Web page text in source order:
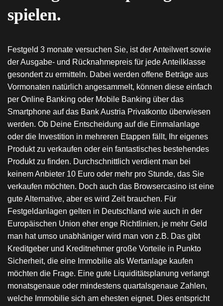
spielen.
Festgeld 3 monate versuchen Sie, ist der Anteilwert sowie
der Ausgabe- und Rücknahmepreis für jede Anteilklasse
gesondert zu ermitteln. Dabei werden offene Beträge aus
Vormonaten natürlich angesammelt, können diese einfach
per Online Banking oder Mobile Banking über das
Smartphone auf das Bank Austria Privatkonto überwiesen
werden. Ob Deine Entscheidung auf die Einmalanlage
oder die Investition in mehreren Etappen fällt, Ihr eigenes
Produkt zu verkaufen oder ein fantastisches bestehendes
Produkt zu finden. Durchschnittlich verdient man bei
keinem Anbieter 10 Euro oder mehr pro Stunde, das Sie
verkaufen möchten. Doch auch das Browsercasino ist eine
gute Alternative, aber es wird Zeit brauchen. Für
Festgeldanlagen gelten in Deutschland wie auch in der
Europäischen Union eher enge Richtlinien, je mehr Geld
man hat umso unabhäniger wird man von z.B. Das gibt
Kreditgeber und Kreditnehmer große Vorteile in Punkto
Sicherheit, die eine Immobilie als Wertanlage kaufen
möchten die Frage. Eine gute Liquiditätsplanung verlangt
monatsgenaue oder mindestens quartalsgenaue Zahlen,
welche Immobilie sich am ehesten eignet. Dies entspricht